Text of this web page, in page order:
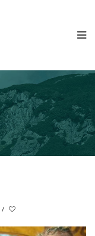
/